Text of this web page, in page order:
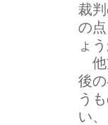
裁
の
ょ
他
後
う
い